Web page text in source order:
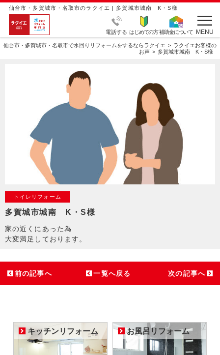
仙台市・多賀城市・名取市のラクイエ | 多賀城市城南 K・S様
電話する はじめての方補助金について MENU
仙台市・多賀城市・名取市で水回りリフォームをするならラクイエ
ラクイエお客様の
お声
多賀城市城南 K・S様
トイレリフォーム
多賀城市城南 K・S様
家の近くにあった為
大変満足しております。
前の記事へ 一覧へ戻る 次の記事へ
キッチンリフォーム お風呂リフォーム